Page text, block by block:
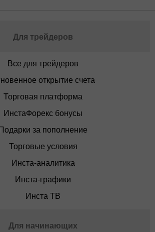
Для трейдеров
Все для трейдеров
открытие счета
Торговая платформа
ИнстаФорекс бонусы
за пополнение
Торговые условия
Инста-аналитика
Инста-графики
Инста ТВ
Для начинающих